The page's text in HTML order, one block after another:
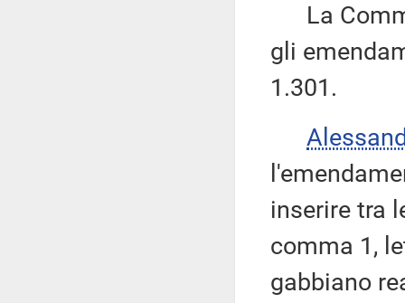
La
gli
1.301.
inserire tra
comma 1,
gabbiano